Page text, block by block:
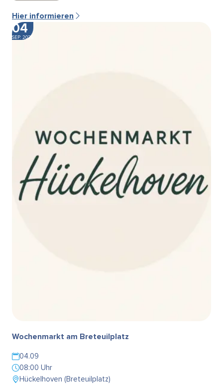
Hier informieren
04
SEP. 2026
Wochenmarkt am Breteuilplatz
04.09
08:00 Uhr
Hückelhoven (Breteuilplatz)